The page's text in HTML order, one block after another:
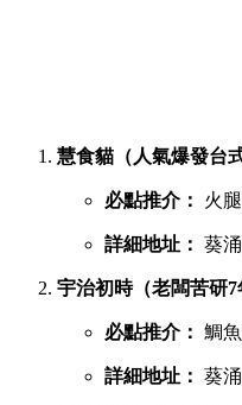
慧食貓（人氣爆發台
必點推介： 火
詳細地址： 葵
宇治初時（老闆苦研7
必點推介： 鯛
詳細地址： 葵